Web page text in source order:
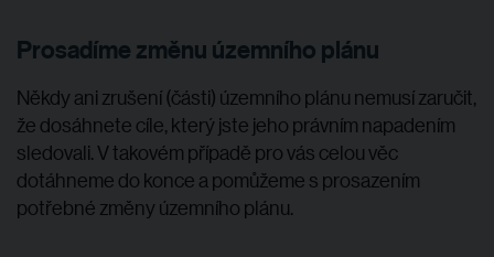
Prosadíme změnu územního plánu
Někdy ani zrušení (části) územního plánu nemusí zaručit,
že dosáhnete cíle, který jste jeho právním napadením
sledovali. V takovém případě pro vás celou věc
dotáhneme do konce a pomůžeme s prosazením
potřebné změny územního plánu.